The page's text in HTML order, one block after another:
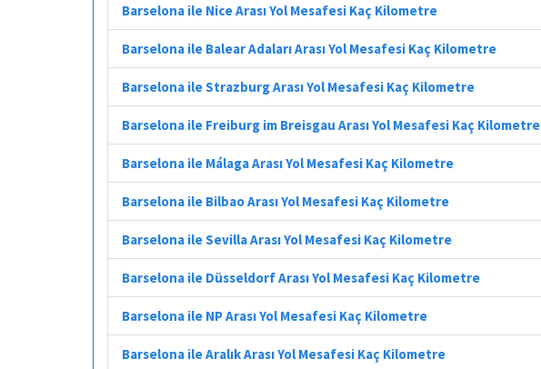
Barselona ile Nice Arası Yol Mesafesi Kaç Kilometre
Barselona ile Balear Adaları Arası Yol Mesafesi Kaç Kilometre
Barselona ile Strazburg Arası Yol Mesafesi Kaç Kilometre
Barselona ile Freiburg im Breisgau Arası Yol Mesafesi Kaç Kilometre
Barselona ile Málaga Arası Yol Mesafesi Kaç Kilometre
Barselona ile Bilbao Arası Yol Mesafesi Kaç Kilometre
Barselona ile Sevilla Arası Yol Mesafesi Kaç Kilometre
Barselona ile Düsseldorf Arası Yol Mesafesi Kaç Kilometre
Barselona ile NP Arası Yol Mesafesi Kaç Kilometre
Barselona ile Aralık Arası Yol Mesafesi Kaç Kilometre